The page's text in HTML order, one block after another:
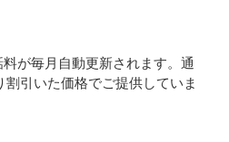
が毎月自動更新されます。通
引いた価格でご提供していま